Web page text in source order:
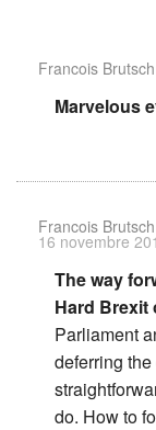
Francois Brutsch
Marvelous
Francois Brutsch
16 novembre
The way
Hard Brexit
Parliament
deferring
do. How to